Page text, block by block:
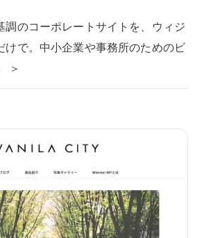
調のコーポレートサイトを、ウィジ
けで。中小企業や事務所のためのビ
＞